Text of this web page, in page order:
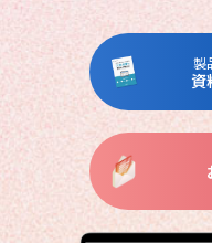
製
資